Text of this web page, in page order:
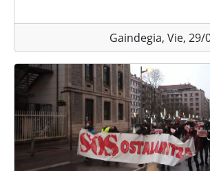
Gaindegia, Vie, 29/